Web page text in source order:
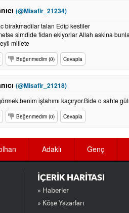
(@Misafir_21234)
birakmadilar talan Edip kestiler
simdide fidan ekiyorlar Allah askina
millete
Beğenmedim (0) Cevapla
(@Misafir_21218)
benim iştahımı kaçıryor.Bide o sahte
Beğenmedim (0) Cevapla
Adaklı Genç
İÇERİK HARİTASI
» Haberler
» Köşe Yazarları